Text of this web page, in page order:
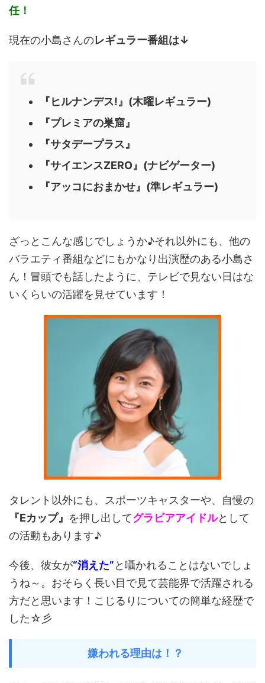
任！
現在の小島さんのレギュラー番組は↓
『ヒルナンデス!』(木曜レギュラー)
『プレミアの巣窟』
『サタデープラス』
『サイエンスZERO』(ナビゲーター)
『アッコにおまかせ』(準レギュラー)
ざっとこんな感じでしょうか♪それ以外にも、他の
バラエティ番組などにもかなり出演歴のある小島さ
ん！冒頭でも話したように、テレビで見ない日はな
いくらいの活躍を見せています！
タレント以外にも、スポーツキャスターや、自慢の
『Eカップ』 を押し出してグラビアアイドルとして
の活動もあります♪
今後、彼女が“消えた”と囁かれることはないでしょ
うね～。おそらく長い目で見て芸能界で活躍される
方だと思います！こじるりについての簡単な経歴で
した☆彡
嫌われる理由は！？